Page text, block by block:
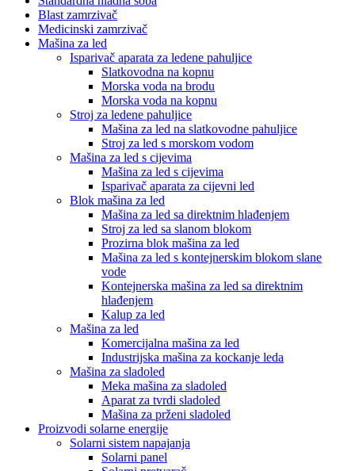
Blast zamrzivač
Medicinski zamrzivač
Mašina za led
Isparivač aparata za ledene pahuljice
Slatkovodna na kopnu
Morska voda na brodu
Morska voda na kopnu
Stroj za ledene pahuljice
Mašina za led na slatkovodne pahuljice
Stroj za led s morskom vodom
Mašina za led s cijevima
Mašina za led s cijevima
Isparivač aparata za cijevni led
Blok mašina za led
Mašina za led sa direktnim hlađenjem
Stroj za led sa slanom blokom
Prozirna blok mašina za led
Mašina za led s kontejnerskim blokom slane
vode
Kontejnerska mašina za led sa direktnim
hlađenjem
Kalup za led
Mašina za led
Komercijalna mašina za led
Industrijska mašina za kockanje leda
Mašina za sladoled
Meka mašina za sladoled
Aparat za tvrdi sladoled
Mašina za prženi sladoled
Proizvodi solarne energije
Solarni sistem napajanja
Solarni panel